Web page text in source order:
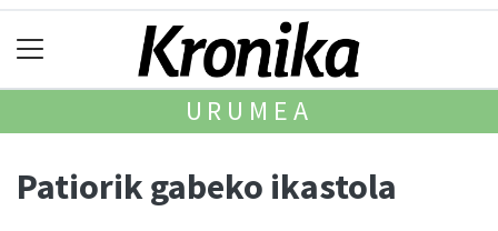
URUMEA
Patiorik gabeko ikastola